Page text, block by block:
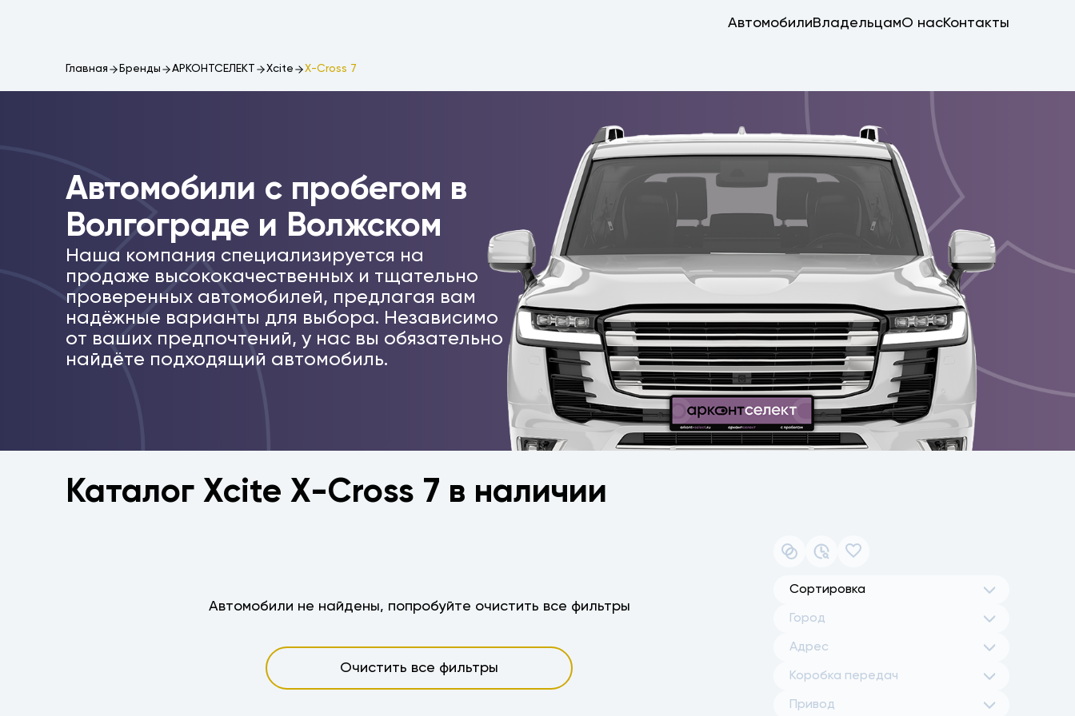
АвтомобилиВладельцамО насКонтакты
Главная Бренды АРКОНТСЕЛЕКТ Xcite X-Cross 7
Автомобили c пробегом в
Волгограде и Волжском
Наша компания специализируется на
продаже высококачественных и тщательно
проверенных автомобилей, предлагая вам
надёжные варианты для выбора. Независимо
от ваших предпочтений, у нас вы обязательно
найдёте подходящий автомобиль.
Каталог Xcite X-Cross 7 в наличии
Автомобили не найдены, попробуйте очистить все фильтры
Очистить все фильтры
Сортировка
Город
Адрес
Коробка передач
Привод